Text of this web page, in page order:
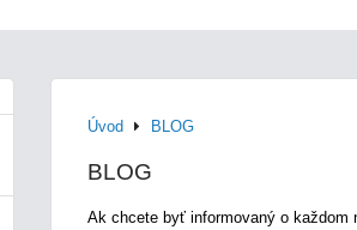
Úvod BLOG
BLOG
Ak chcete byť informovaný o každom